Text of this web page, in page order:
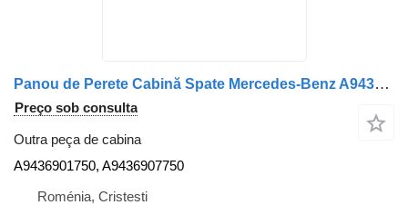
Panou de Perete Cabină Spate Mercedes-Benz A9436901750 / A943690 para camião
Preço sob consulta
Outra peça de cabina
A9436901750, A9436907750
Roménia, Cristesti